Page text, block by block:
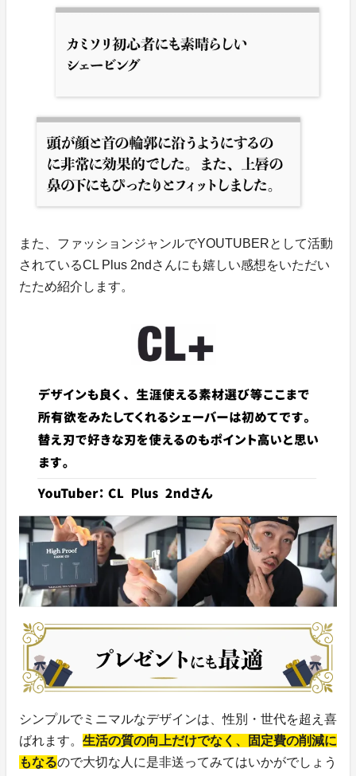
また、ファッションジャンルでYOUTUBERとして活動
されているCL Plus 2ndさんにも嬉しい感想をいただい
たため紹介します。
シンプルでミニマルなデザインは、性別・世代を超え喜
ばれます。 生活の質の向上だけでなく、固定費の削減に
もなるので大切な人に是非送ってみてはいかがでしょう